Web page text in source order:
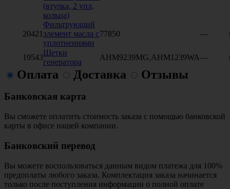
(втулка, 2 упл,
кольца)
20421
Фильтрующий
элемент масла с
уплотнениями
77850 —
19543
Щетки
генератора
AHM9239MG,AHM1239WA—
Оплата Доставка Отзывы
Банковская карта
Вы сможете оплатить стоимость заказа с помощью банковской
карты в офисе нашей компании.
Банковский перевод
Вы можете воспользоваться данным видом платежа для 100%
предоплаты любого заказа. Комплектация заказа начинается
только после поступления информации о полной оплате